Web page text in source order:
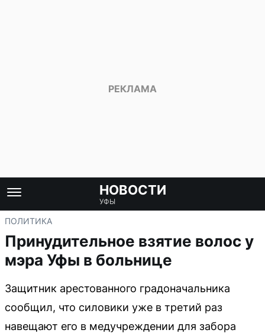
НОВОСТИ
УФЫ
ПОЛИТИКА
Принудительное взятие волос у
мэра Уфы в больнице
Защитник арестованного градоначальника
сообщил, что силовики уже в третий раз
навещают его в медучреждении для забора